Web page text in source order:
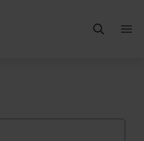
Apri